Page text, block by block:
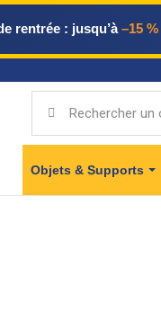
rentrée : jusqu’à–15 %
Objets & Supports